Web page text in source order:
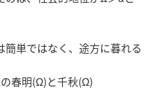
単ではなく、途方に暮れる
春明(Ω)と千秋(Ω)